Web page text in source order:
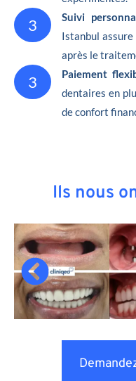
3 Suivi
Istanbul
après le
3 Paiement
dentaires en
de confort
Ils nous